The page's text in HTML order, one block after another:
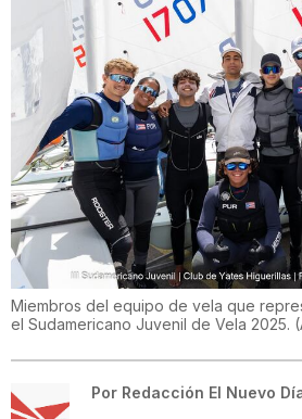
Miembros del equipo de vela que
el Sudamericano Juvenil de Vela 2025. (
Por Redacción El Nuevo